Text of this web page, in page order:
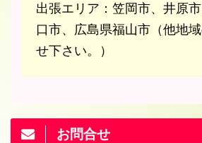
出張エリア：笠岡市、井原
口市、広島県福山市（他地
せ下さい。）
お問合せ